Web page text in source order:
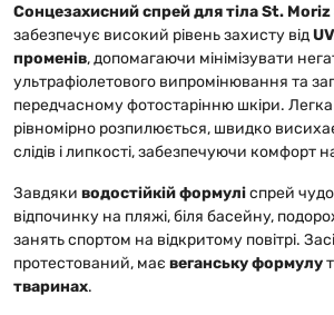
Сонцезахисний спрей для тіла St. Moriz
забезпечує високий рівень захисту від
променів, допомагаючи мінімізувати
ультрафіолетового випромінювання та
передчасному фотостарінню шкіри.
рівномірно розпилюється, швидко
слідів і липкості, забезпечуючи комфорт
Завдяки водостійкій формуліспрей
відпочинку на пляжі, біля басейну,
занять спортом на відкритому повітрі.
протестований, має веганську формулу
тваринах.